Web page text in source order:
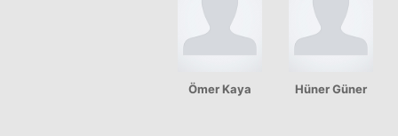
Ömer Kaya Hüner Güner